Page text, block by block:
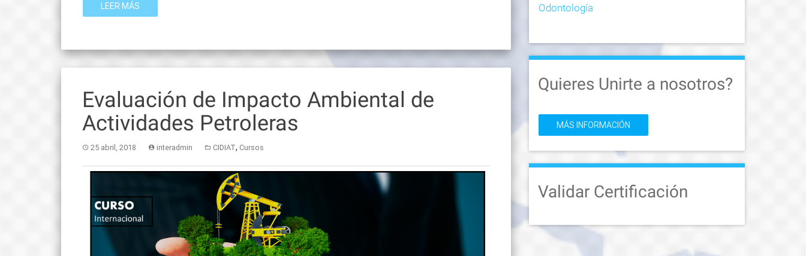
LEER MÁS
Evaluación de Impacto Ambiental de
Actividades Petroleras
25 abril, 2018 interadmin CIDIAT, Cursos
Odontología
Quieres Unirte a nosotros?
MÁS INFORMACIÓN
Validar Certificación